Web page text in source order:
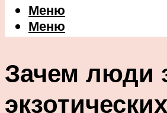
Меню
Меню
Зачем люди
экзотических